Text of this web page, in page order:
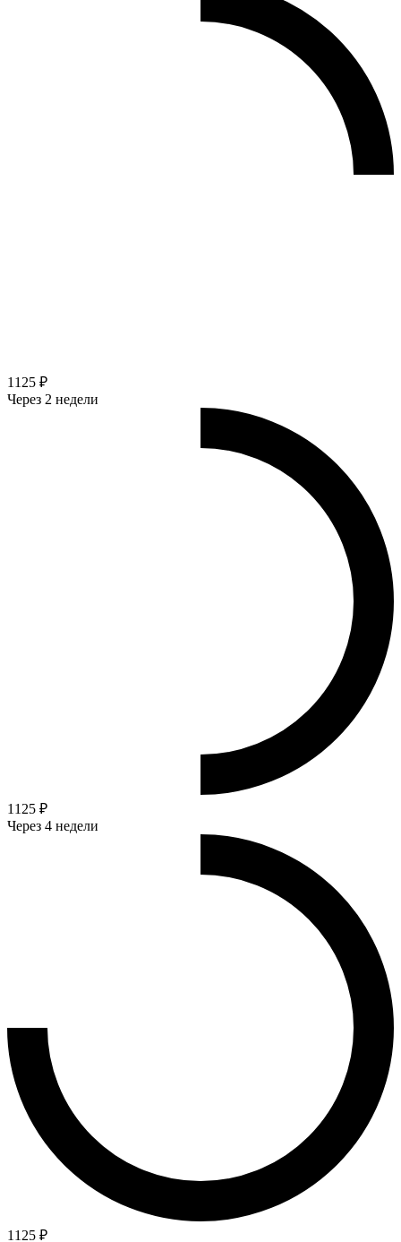
1125 ₽
Через 2 недели
1125 ₽
Через 4 недели
1125 ₽